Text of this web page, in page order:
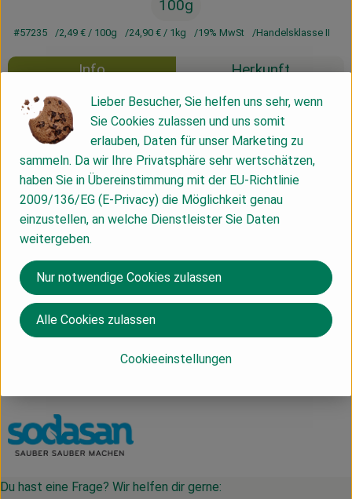
100g
#57235 2,49 €/ 100g 24,90 €/ 1kg 19% MwSt Handelsklasse II
Info Herkunft
Info
Produktinformationen
Produktdatenblatt
Herkunft
Du hast eine Frage? Wir helfen dir gerne:
Lieber Besucher, Sie helfen uns sehr, wenn
Sie Cookies zulassen und uns somit
erlauben, Daten für unser Marketing zu
sammeln. Da wir Ihre Privatsphäre sehr wertschätzen,
haben Sie in Übereinstimmung mit der EU-Richtlinie
2009/136/EG (E-Privacy) die Möglichkeit genau
einzustellen, an welche Dienstleister Sie Daten
weitergeben.
Cookieeinstellungen
Nur notwendige Cookies zulassen
Alle Cookies zulassen